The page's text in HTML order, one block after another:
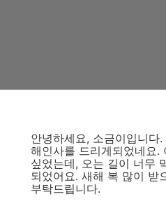
안녕하세요, 소금이입니다
해인사를 드리게되었네요.
싶었는데, 오는 길이 너무
되었어요. 새해 복 많이 받
부탁드립니다.